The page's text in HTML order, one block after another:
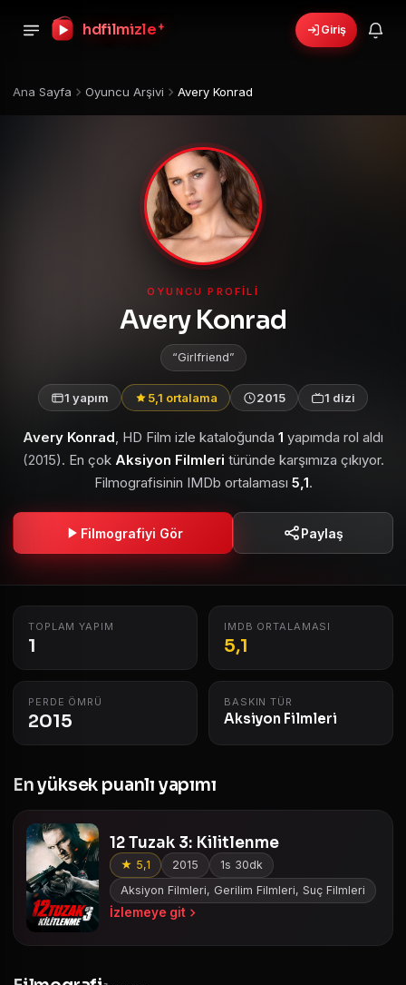
hdfilmizle + Giriş
Ana Sayfa Oyuncu Arşivi Avery Konrad
OYUNCU PROFILI
Avery Konrad
Girlfriend
1 yapım 5,1 ortalama 2015 1 dizi
Avery Konrad, HD Film izle kataloğunda 1 yapımda rol aldı
(2015). En çok Aksiyon Filmleri türünde karşımıza çıkıyor.
Filmografisinin IMDb ortalaması 5,1.
Filmografiyi Gör Paylaş
TOPLAM YAPIM
1
IMDB ORTALAMASI
5,1
PERDE ÖMRÜ
2015
BASKIN TÜR
Aksiyon Filmleri
En yüksek puanlı yapımı
12 Tuzak 3: Kilitlenme
★ 5,1 2015
1s 30dk
Aksiyon Filmleri, Gerilim Filmleri, Suç Filmleri
İzlemeye git